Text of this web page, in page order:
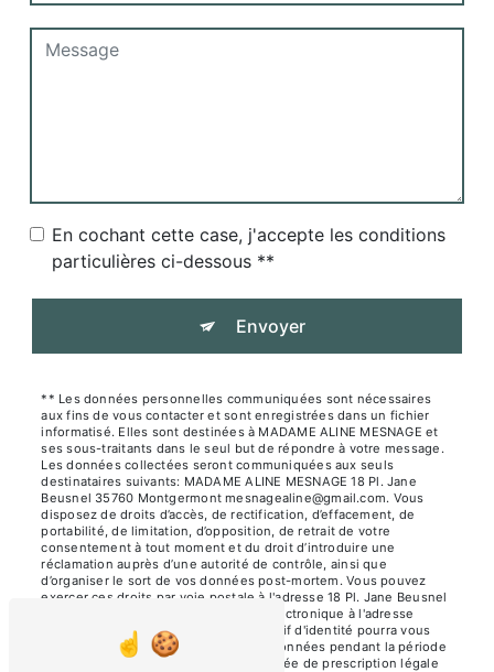
En cochant cette case, j'accepte les conditions
particulières ci-dessous **
Envoyer
** Les données personnelles communiquées sont nécessaires
aux fins de vous contacter et sont enregistrées dans un fichier
informatisé. Elles sont destinées à MADAME ALINE MESNAGE et
ses sous-traitants dans le seul but de répondre à votre message.
Les données collectées seront communiquées aux seuls
destinataires suivants: MADAME ALINE MESNAGE 18 Pl. Jane
Beusnel 35760 Montgermont mesnagealine@gmail.com. Vous
disposez de droits d’accès, de rectification, d’effacement, de
portabilité, de limitation, d’opposition, de retrait de votre
consentement à tout moment et du droit d’introduire une
réclamation auprès d’une autorité de contrôle, ainsi que
d’organiser le sort de vos données post-mortem. Vous pouvez
exercer ces droits par voie postale à l'adresse 18 Pl. Jane Beusnel
35760 Montgermont ou par courrier électronique à l'adresse
mesnagealine@gmail.com. Un justificatif d'identité pourra vous
être demandé. Nous conservons vos données pendant la période
de prise de contact puis pendant la durée de prescription légale